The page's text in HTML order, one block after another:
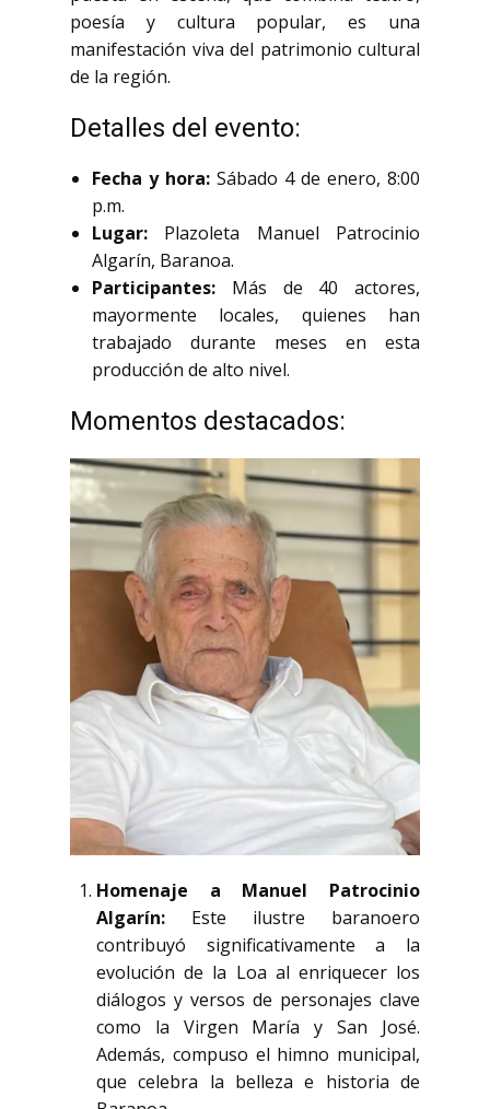
poesía y cultura popular, es una
manifestación viva del patrimonio cultural
de la región.
Detalles del evento:
Fecha y hora: Sábado 4 de enero, 8:00
p.m.
Lugar: Plazoleta Manuel Patrocinio
Algarín, Baranoa.
Participantes: Más de 40 actores,
mayormente locales, quienes han
trabajado durante meses en esta
producción de alto nivel.
Momentos destacados:
Homenaje a Manuel Patrocinio
Algarín: Este ilustre baranoero
contribuyó significativamente a la
evolución de la Loa al enriquecer los
diálogos y versos de personajes clave
como la Virgen María y San José.
Además, compuso el himno municipal,
que celebra la belleza e historia de